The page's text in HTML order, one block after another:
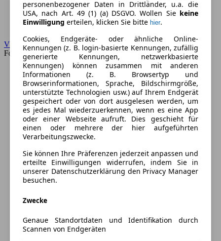
VW
Forum
personenbezogener Daten in Drittländer, u.a. die
USA, nach Art. 49 (1) (a) DSGVO. Wollen Sie keine
Einwilligung erteilen, klicken Sie bitte hier.
Cookies, Endgeräte- oder ähnliche Online-
Kennungen (z. B. login-basierte Kennungen, zufällig
generierte Kennungen, netzwerkbasierte
Kennungen) können zusammen mit anderen
Informationen (z. B. Browsertyp und
Browserinformationen, Sprache, Bildschirmgröße,
unterstützte Technologien usw.) auf Ihrem Endgerät
gespeichert oder von dort ausgelesen werden, um
es jedes Mal wiederzuerkennen, wenn es eine App
oder einer Webseite aufruft. Dies geschieht für
einen oder mehrere der hier aufgeführten
Verarbeitungszwecke.
Sie können Ihre Präferenzen jederzeit anpassen und
erteilte Einwilligungen widerrufen, indem Sie in
unserer Datenschutzerklärung den Privacy Manager
besuchen.
Zwecke
Genaue Standortdaten und Identifikation durch
Scannen von Endgeräten